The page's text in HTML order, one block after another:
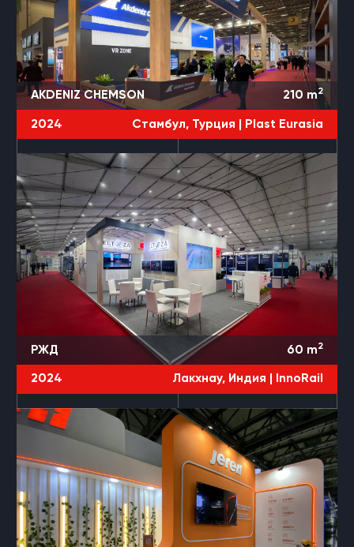
AKDENIZ CHEMSON 210 m2
2024 Стамбул, Турция | Plast Eurasia
РЖД 60 m2
2024 Лакхнау, Индия | InnoRail